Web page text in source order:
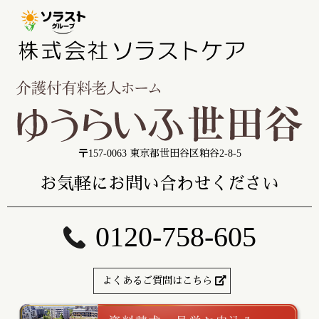
〒157-0063 東京都世田谷区粕谷2-8-5
お気軽にお問い合わせください
0120-758-605
よくあるご質問はこちら